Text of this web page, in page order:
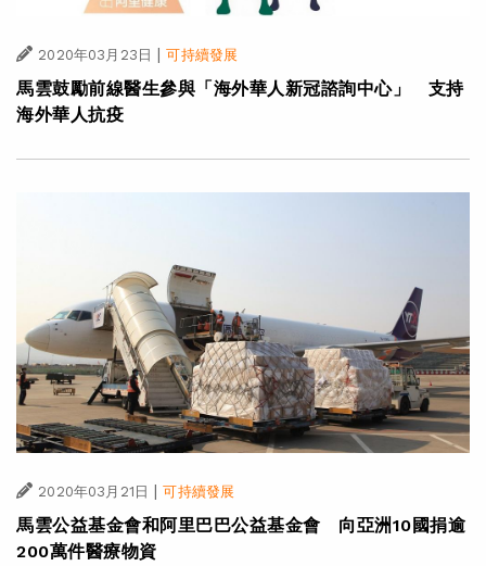
2020年03月23日 | 可持續發展
馬雲鼓勵前線醫生參與「海外華人新冠諮詢中心」 支持
海外華人抗疫
2020年03月21日 | 可持續發展
馬雲公益基金會和阿里巴巴公益基金會 向亞洲10國捐逾
200萬件醫療物資